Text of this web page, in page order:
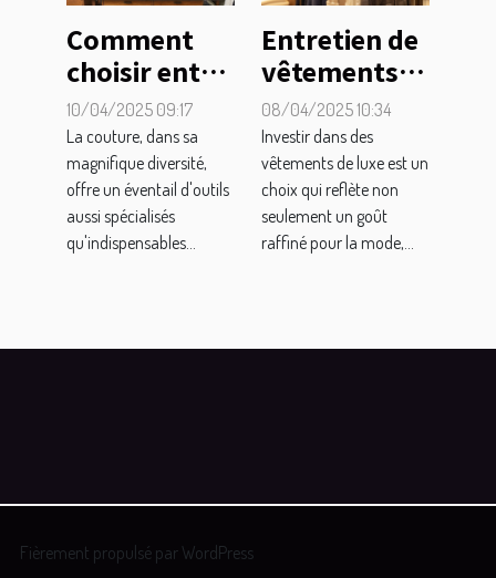
Comment
choisir entre
une
surjeteuse et
une
surfileuse
pour vos
projets de
10/04/2025 09:17
La couture, dans sa
magnifique diversité,
offre un éventail d'outils
aussi spécialisés
qu'indispensables...
Entretien de
vêtements
de luxe
conseils
pour
préserver la
qualité sur le
long terme
08/04/2025 10:34
Investir dans des
vêtements de luxe est un
choix qui reflète non
seulement un goût
raffiné pour la mode,...
Fièrement propulsé par WordPress